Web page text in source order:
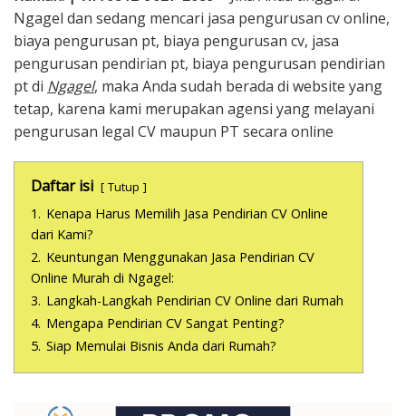
Ngagel dan sedang mencari jasa pengurusan cv online,
biaya pengurusan pt, biaya pengurusan cv, jasa
pengurusan pendirian pt, biaya pengurusan pendirian
pt di Ngagel, maka Anda sudah berada di website yang
tetap, karena kami merupakan agensi yang melayani
pengurusan legal CV maupun PT secara online
Daftar isi Tutup
1. Kenapa Harus Memilih Jasa Pendirian CV Online
dari Kami?
2. Keuntungan Menggunakan Jasa Pendirian CV
Online Murah di Ngagel:
3. Langkah-Langkah Pendirian CV Online dari Rumah
4. Mengapa Pendirian CV Sangat Penting?
5. Siap Memulai Bisnis Anda dari Rumah?